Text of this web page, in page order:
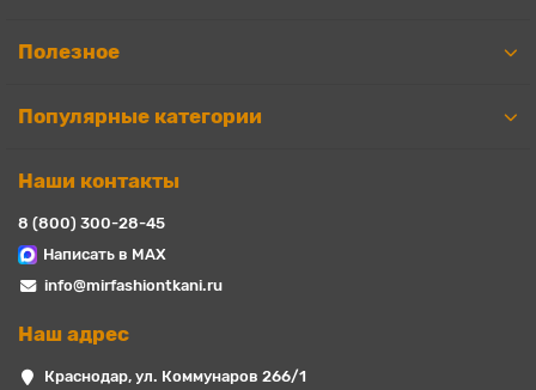
Полезное
Популярные категории
Наши контакты
8 (800) 300-28-45
Написать в MAX
info@mirfashiontkani.ru
Наш адрес
Краснодар, ул. Коммунаров 266/1